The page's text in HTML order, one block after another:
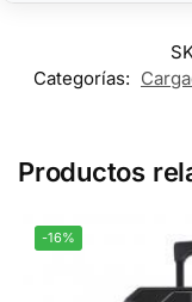
Categorías:
Productos
-16%